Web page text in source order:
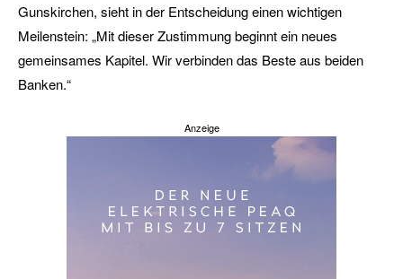
Gunskirchen, sieht in der Entscheidung einen wichtigen
Meilenstein: „Mit dieser Zustimmung beginnt ein neues
gemeinsames Kapitel. Wir verbinden das Beste aus beiden
Banken.“
Anzeige